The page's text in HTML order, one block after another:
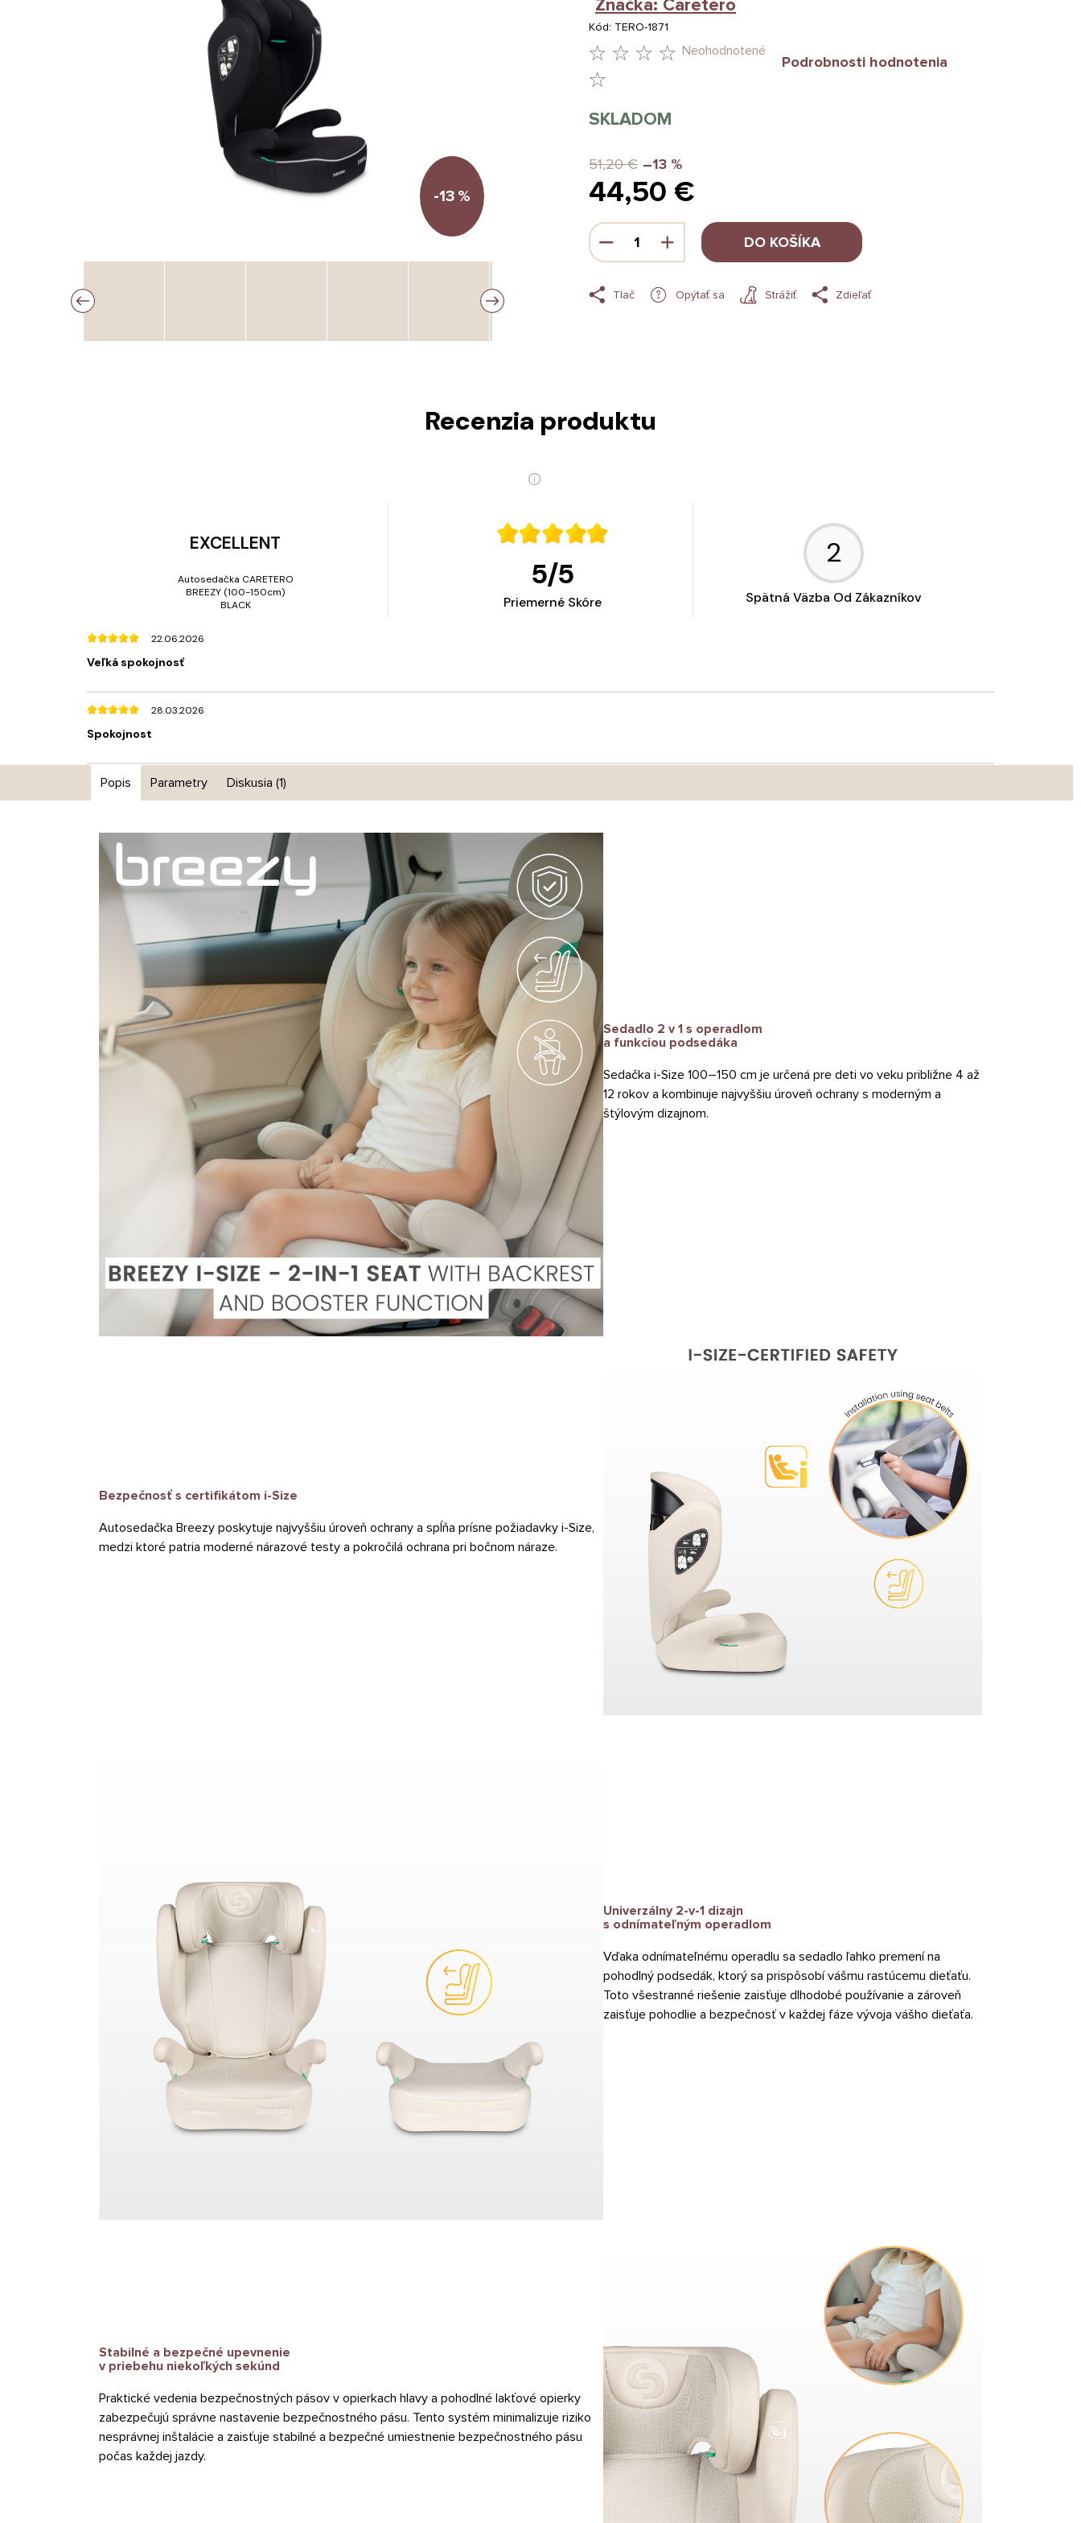
-13 %
HODNOTENIE
JE
0,0
5
HVIEZDIČIEK.
Neohodnotené
Podrobnosti hodnotenia
Kód: TERO-1871
Značka: Caretero
SKLADOM
51,20 € –13 %
44,50 €
Jednotková
cena:
DO KOŠÍKA
Tlač Opýtať sa Strážiť Zdieľať
Recenzia produktu
EXCELLENT
Autosedačka CARETERO
BREEZY (100-150cm)
BLACK
5/5
Priemerné Skóre
2
Spätná Väzba Od Zákazníkov
22.06.2026
Veľká spokojnosť
28.03.2026
Spokojnost
Popis Parametry Diskusia (1)
Sedadlo 2 v 1 s operadlom
a funkciou podsedáka
Sedačka i-Size 100–150 cm je určená pre deti vo veku približne 4 až
12 rokov a kombinuje najvyššiu úroveň ochrany s moderným a
štýlovým dizajnom.
Bezpečnosť s certifikátom i-Size
Autosedačka Breezy poskytuje najvyššiu úroveň ochrany a spĺňa prísne požiadavky i-Size,
medzi ktoré patria moderné nárazové testy a pokročilá ochrana pri bočnom náraze.
Univerzálny 2-v-1 dizajn
s odnímateľným operadlom
Vďaka odnímateľnému operadlu sa sedadlo ľahko premení na
pohodlný podsedák, ktorý sa prispôsobí vášmu rastúcemu dieťaťu.
Toto všestranné riešenie zaisťuje dlhodobé používanie a zároveň
zaisťuje pohodlie a bezpečnosť v každej fáze vývoja vášho dieťaťa.
Stabilné a bezpečné upevnenie
v priebehu niekoľkých sekúnd
Praktické vedenia bezpečnostných pásov v opierkach hlavy a pohodlné lakťové opierky
zabezpečujú správne nastavenie bezpečnostného pásu. Tento systém minimalizuje riziko
nesprávnej inštalácie a zaisťuje stabilné a bezpečné umiestnenie bezpečnostného pásu
počas každej jazdy.